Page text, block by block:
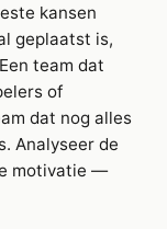
kansen
geplaatst is,
team dat
of
dat nog alles
Analyseer de
motivatie —